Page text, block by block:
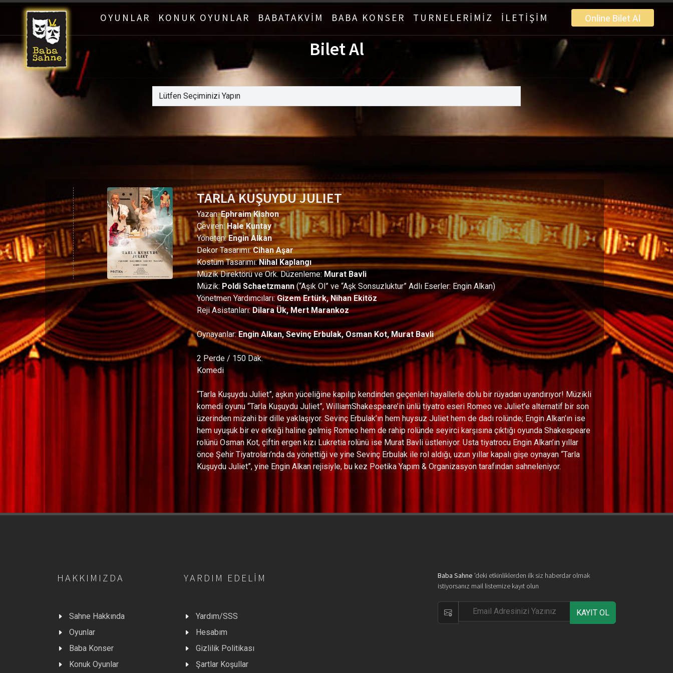
Online Bilet Al
OYUNLAR KONUK OYUNLAR BABATAKVİM BABA KONSER TURNELERİMİZ İLETİŞİM
Bilet Al
TARLA KUŞUYDU JULIET
Yazan:Ephraim Kishon
Çeviren:Hale Kuntay
Yöneten:Engin Alkan
Dekor Tasarımı:Cihan Aşar
Kostüm Tasarımı:Nihal Kaplangı
Müzik Direktörü ve Ork. Düzenleme: Murat Bavli
Müzik: Poldi Schaetzmann (“Aşık Ol” ve “Aşk Sonsuzluktur” Adlı Eserler: Engin Alkan)
Yönetmen Yardımcıları:Gizem Ertürk, Nihan Ekitöz
Reji Asistanları:Dilara Ük, Mert Marankoz
Oynayanlar:Engin Alkan, Sevinç Erbulak, Osman Kot, Murat Bavli
2 Perde / 150 Dak.
Komedi
“Tarla Kuşuydu Juliet”, aşkın yüceliğine kapılıp kendinden geçenleri hayallerle dolu bir rüyadan uyandırıyor! Müzikli
komedi oyunu “Tarla Kuşuydu Juliet”, WilliamShakespeare’in ünlü tiyatro eseri Romeo ve Juliet’e alternatif bir son
üzerinden mizahi bir dille yaklaşıyor. Sevinç Erbulak’ın hem huysuz Juliet hem de dadı rolünde; Engin Alkan’ın ise
hem uyuşuk bir ev erkeği haline gelmiş Romeo hem de rahip rolünde seyirci karşısına çıktığı oyunda Shakespeare
rolünü Osman Kot, çiftin ergen kızı Lukretia rolünü ise Murat Bavli üstleniyor. Usta tiyatrocu Engin Alkan’ın yıllar
önce Şehir Tiyatroları’nda da yönettiği ve yine Sevinç Erbulak ile rol aldığı, uzun yıllar kapalı gişe oynayan “Tarla
Kuşuydu Juliet”, yine Engin Alkan rejisiyle, bu kez Poetika Yapım & Organizasyon tarafından sahneleniyor.
HAKKIMIZDA
Sahne Hakkında
Oyunlar
Baba Konser
Konuk Oyunlar
YARDIM EDELIM
Yardım/SSS
Hesabım
Gizlilik Politikası
Şartlar Koşullar
Baba Sahne 'deki etkinliklerden ilk siz haberdar olmak
istiyorsanız mail listemize kayıt olun
KAYIT OL